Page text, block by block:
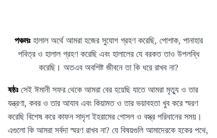
পঞ্চমঃহালাল অর্থে আমরা হজের সুযোগ গ্রহণ করেছি, পোশাক, পানাহার
পবিত্র ও হালাল গ্রহণ করেছি এবং হালালের যে বরকত তাও উপলব্ধি
করেছি। অতএব অবশিষ্ট জীবনে তা কি ধরে রাখব না?
ষষ্ঠঃ সেই ঈমানী সফর থেকে আমরা বের হয়েছি যাতে আমরা মৃত্যু ও তার
যন্ত্রণা, কবর ও তার আযাব এবং কিয়ামত ও তার ভয়াবহতা খুব করে স্মরণ
করেছি বিশেষ করে কাফন সাদৃশ ইহরামের গোসল ও বস্ত্র পরিধানের সময়।
এগুলো কি আমরা সর্বদা স্মরণ রাখব না? যে বিষয়গুলি আমাদেরকে হকের পথে,